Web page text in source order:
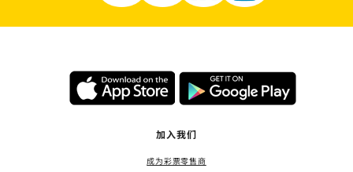
加入我们
成为彩票零售商